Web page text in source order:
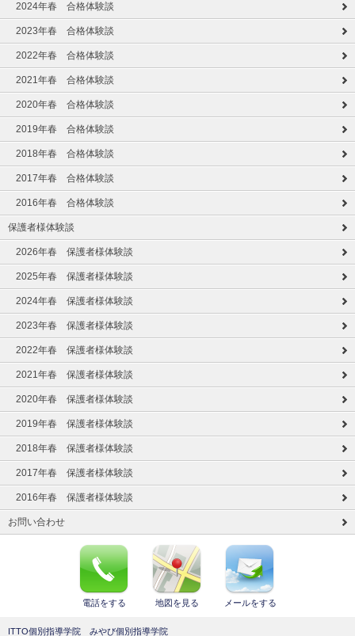
2024年春 合格体験談
2023年春 合格体験談
2022年春 合格体験談
2021年春 合格体験談
2020年春 合格体験談
2019年春 合格体験談
2018年春 合格体験談
2017年春 合格体験談
2016年春 合格体験談
保護者様体験談
2026年春 保護者様体験談
2025年春 保護者様体験談
2024年春 保護者様体験談
2023年春 保護者様体験談
2022年春 保護者様体験談
2021年春 保護者様体験談
2020年春 保護者様体験談
2019年春 保護者様体験談
2018年春 保護者様体験談
2017年春 保護者様体験談
2016年春 保護者様体験談
お問い合わせ
電話をする 地図を見る メールをする
ITTO個別指導学院 みやび個別指導学院